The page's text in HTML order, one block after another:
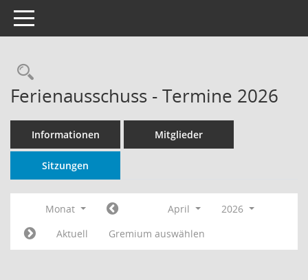
Toggle navigation
Rechercheauswahl
Ferienausschuss - Termine 2026
Informationen Mitglieder
Sitzungen
Monat April
2026
Aktuell
Gremium auswählen